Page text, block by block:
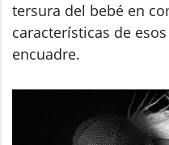
tersura del bebé en
características de
encuadre.